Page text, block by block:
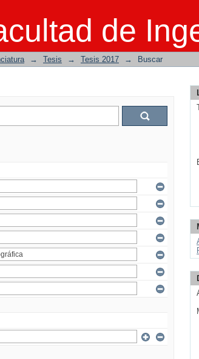
de
→ Tesis → Tesis 2017 → Buscar